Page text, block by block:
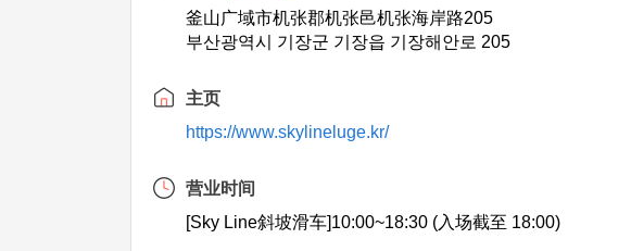
釜山广域市机张郡机张邑机张海岸路205
부산광역시 기장군 기장읍 기장해안로 205
主页
https://www.skylineluge.kr/
营业时间
[Sky Line斜坡滑车]10:00~18:30 (入场截至 18:00)